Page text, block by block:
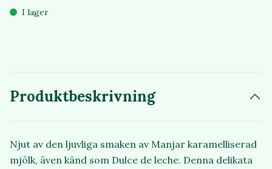
I lager
Produktbeskrivning
Njut av den ljuvliga smaken av Manjar karamelliserad
mjölk, även känd som Dulce de leche. Denna delikata